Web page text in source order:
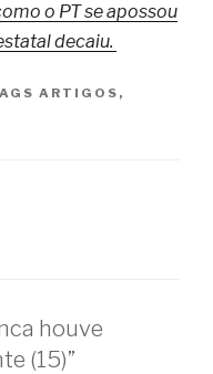
o PT se apossou
decaiu.
ARTIGOS ,
houve
(15)”